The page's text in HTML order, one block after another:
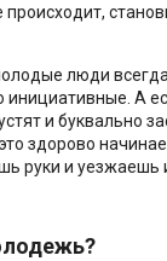
люди
инициативные. А
и буквально
здорово
руки и уезжаешь